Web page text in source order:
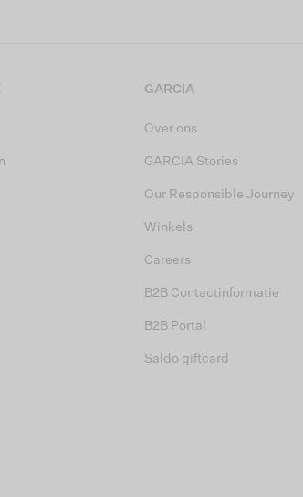
GARCIA
Over ons
GARCIA Stories
Our Responsible Journey
Winkels
Careers
B2B Contactinformatie
B2B Portal
Saldo giftcard